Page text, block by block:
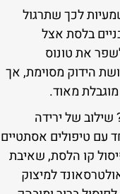
לכך שתרגול
בלסת אצל
את טונוס
הידוק מסוימת, אך
מאוד.
של ירידה
עם טיפולים אסתטיים
קו הלסת, שאיבת
למיצוק